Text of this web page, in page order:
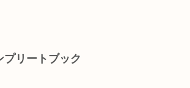
リートブック